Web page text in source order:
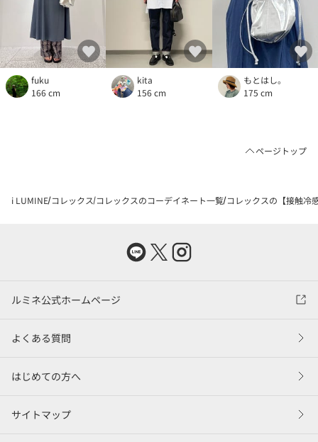
fuku
166 cm
kita
156 cm
もとはし。
175 cm
ページトップ
i LUMINE コレックス コレックスのコーデイネート一覧 コレックスの【接触冷
ルミネ公式ホームページ
よくある質問
はじめての方へ
サイトマップ